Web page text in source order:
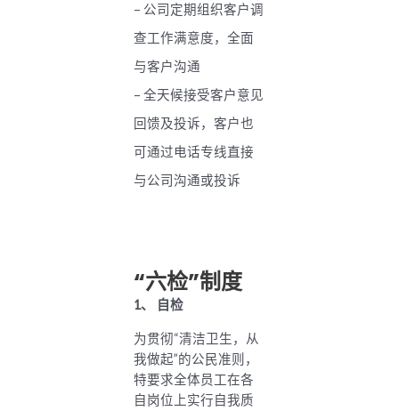
– 公司定期组织客户调
查工作满意度，全面
与客户沟通
– 全天候接受客户意见
回馈及投诉，客户也
可通过电话专线直接
与公司沟通或投诉
“六检”制度
1、 自检
为贯彻“清洁卫生，从
我做起”的公民准则，
特要求全体员工在各
自岗位上实行自我质